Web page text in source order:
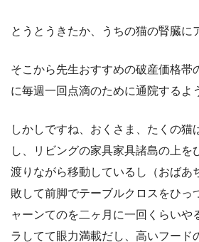
とうとうきたか、うちの猫の腎臓に
そこから先生おすすめの破産価格帯
に毎週一回点滴のために通院するよ
しかしですね、おくさま、たくの猫
し、リビングの家具家具諸島の上を
渡りながら移動しているし（おばあ
敗して前脚でテーブルクロスをひっ
ャーンてのを二ヶ月に一回くらいや
ラしてて眼力満載だし、高いフード